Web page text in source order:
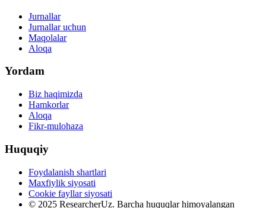
Jurnallar
Jurnallar uchun
Maqolalar
Aloqa
Yordam
Biz haqimizda
Hamkorlar
Aloqa
Fikr-mulohaza
Huquqiy
Foydalanish shartlari
Maxfiylik siyosati
Cookie fayllar siyosati
© 2025 ResearcherUz. Barcha huquqlar himoyalangan